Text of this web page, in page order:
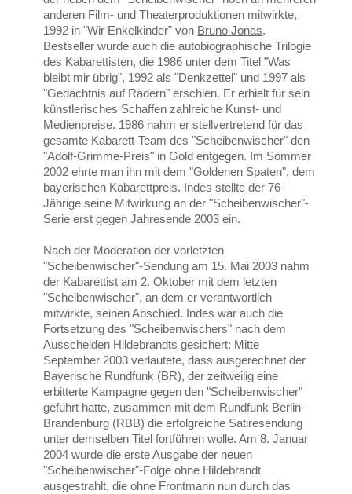
anderen Film- und Theaterproduktionen mitwirkte,
1992 in "Wir Enkelkinder" von Bruno Jonas.
Bestseller wurde auch die autobiographische Trilogie
des Kabarettisten, die 1986 unter dem Titel "Was
bleibt mir übrig", 1992 als "Denkzettel" und 1997 als
"Gedächtnis auf Rädern" erschien. Er erhielt für sein
künstlerisches Schaffen zahlreiche Kunst- und
Medienpreise. 1986 nahm er stellvertretend für das
gesamte Kabarett-Team des "Scheibenwischer" den
"Adolf-Grimme-Preis" in Gold entgegen. Im Sommer
2002 ehrte man ihn mit dem "Goldenen Spaten", dem
bayerischen Kabarettpreis. Indes stellte der 76-
Jährige seine Mitwirkung an der "Scheibenwischer"-
Serie erst gegen Jahresende 2003 ein.
Nach der Moderation der vorletzten
"Scheibenwischer"-Sendung am 15. Mai 2003 nahm
der Kabarettist am 2. Oktober mit dem letzten
"Scheibenwischer", an dem er verantwortlich
mitwirkte, seinen Abschied. Indes war auch die
Fortsetzung des "Scheibenwischers" nach dem
Ausscheiden Hildebrandts gesichert: Mitte
September 2003 verlautete, dass ausgerechnet der
Bayerische Rundfunk (BR), der zeitweilig eine
erbitterte Kampagne gegen den "Scheibenwischer"
geführt hatte, zusammen mit dem Rundfunk Berlin-
Brandenburg (RBB) die erfolgreiche Satiresendung
unter demselben Titel fortführen wolle. Am 8. Januar
2004 wurde die erste Ausgabe der neuen
"Scheibenwischer"-Folge ohne Hildebrandt
ausgestrahlt, die ohne Frontmann nun durch das